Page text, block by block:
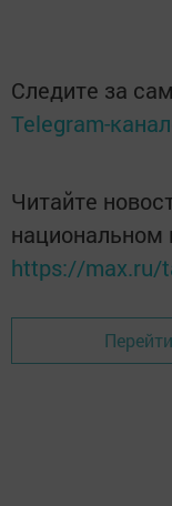
Следите за
Telegram-
Читайте
https://max.ru/